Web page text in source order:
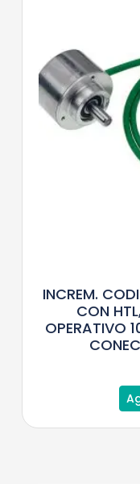
INCREM.
CON
OPERATIVO